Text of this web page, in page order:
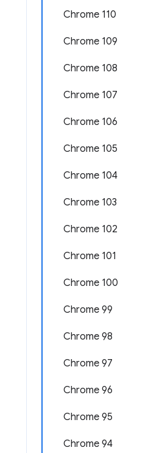
Chrome 110
Chrome 109
Chrome 108
Chrome 107
Chrome 106
Chrome 105
Chrome 104
Chrome 103
Chrome 102
Chrome 101
Chrome 100
Chrome 99
Chrome 98
Chrome 97
Chrome 96
Chrome 95
Chrome 94